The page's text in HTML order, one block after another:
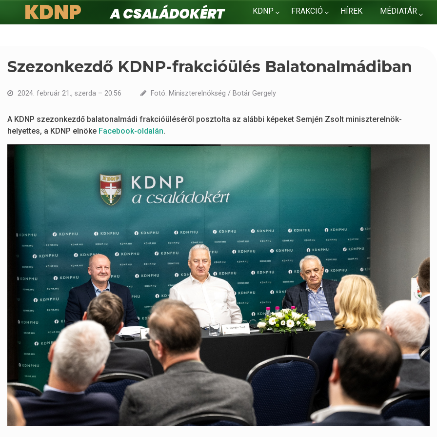
KDNP FRAKCIÓ HÍREK MÉDIATÁR
KDNP
A családokért.
Szezonkezdő KDNP-frakcióülés Balatonalmádiban
2024. február 21., szerda – 20:56 Fotó: Miniszterelnökség / Botár Gergely
A KDNP szezonkezdő balatonalmádi frakcióüléséről posztolta az alábbi képeket Semjén Zsolt miniszterelnök-
helyettes, a KDNP elnöke Facebook-oldalán.